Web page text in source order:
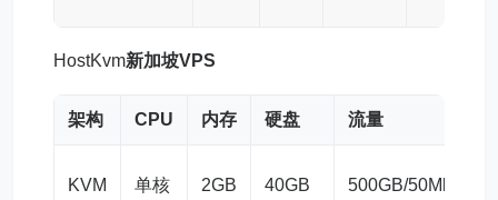
HostKvm新加坡VPS
架构 CPU 内存 硬盘 流量
KVM 单核 2GB 40GB 500GB/50Mbps